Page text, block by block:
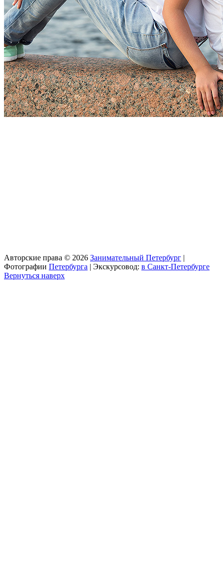
Авторские права © 2026 Занимательный Петербург |
Фотографии Петербурга | Экскурсовод: в Санкт-Петербурге
Вернуться наверх